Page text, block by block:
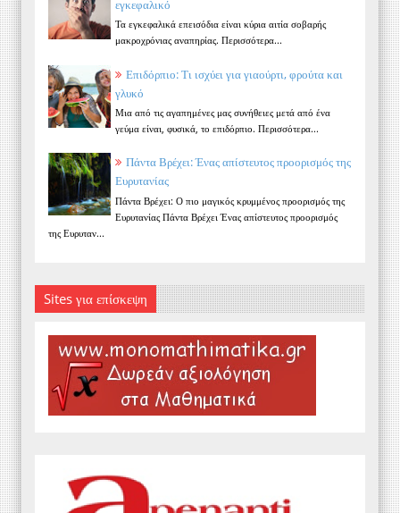
εγκεφαλικό
Τα εγκεφαλικά επεισόδια είναι κύρια αιτία σοβαρής
μακροχρόνιας αναπηρίας. Περισσότερα...
Επιδόρπιο: Τι ισχύει για γιαούρτι, φρούτα και
γλυκό
Μια από τις αγαπημένες μας συνήθειες μετά από ένα
γεύμα είναι, φυσικά, το επιδόρπιο. Περισσότερα...
Πάντα Βρέχει: Ένας απίστευτος προορισμός της
Ευρυτανίας
Πάντα Βρέχει: Ο πιο μαγικός κρυμμένος προορισμός της
Ευρυτανίας Πάντα Βρέχει Ένας απίστευτος προορισμός
της Ευρυταν...
Sites για επίσκεψη